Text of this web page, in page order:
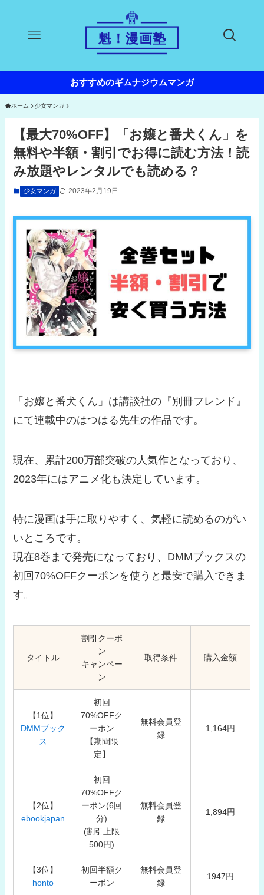
おすすめのギムナジウムマンガ
ホーム 少女マンガ
【最大70%OFF】「お嬢と番犬くん」を
無料や半額・割引でお得に読む方法！読
み放題やレンタルでも読める？
少女マンガ 2023年2月19日
「お嬢と番犬くん」は講談社の『別冊フレンド』
にて連載中のはつはる先生の作品です。
現在、累計200万部突破の人気作となっており、
2023年にはアニメ化も決定しています。
特に漫画は手に取りやすく、気軽に読めるのがい
いところです。
現在8巻まで発売になっており、DMMブックスの
初回70%OFFクーポンを使うと最安で購入できま
す。
タイトル
割引クーポ
ン
キャンペー
ン
取得条件 購入金額
【1位】
DMMブック
ス
初回
70%OFFク
ーポン
【期間限
定】
無料会員登
録
1,164円
【2位】
ebookjapan
初回
70%OFFク
ーポン(6回
分)
(割引上限
500円)
無料会員登
録
1,894円
【3位】
honto
初回半額ク
ーポン
無料会員登
録
1947円